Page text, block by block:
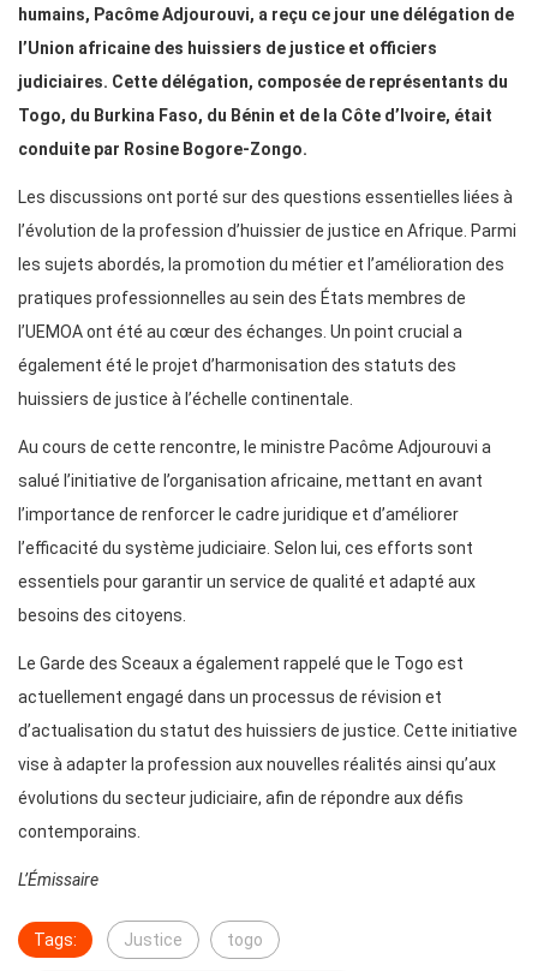
humains, Pacôme Adjourouvi, a reçu ce jour une délégation de
l’Union africaine des huissiers de justice et officiers
judiciaires. Cette délégation, composée de représentants du
Togo, du Burkina Faso, du Bénin et de la Côte d’Ivoire, était
conduite par Rosine Bogore-Zongo.
Les discussions ont porté sur des questions essentielles liées à
l’évolution de la profession d’huissier de justice en Afrique. Parmi
les sujets abordés, la promotion du métier et l’amélioration des
pratiques professionnelles au sein des États membres de
l’UEMOA ont été au cœur des échanges. Un point crucial a
également été le projet d’harmonisation des statuts des
huissiers de justice à l’échelle continentale.
Au cours de cette rencontre, le ministre Pacôme Adjourouvi a
salué l’initiative de l’organisation africaine, mettant en avant
l’importance de renforcer le cadre juridique et d’améliorer
l’efficacité du système judiciaire. Selon lui, ces efforts sont
essentiels pour garantir un service de qualité et adapté aux
besoins des citoyens.
Le Garde des Sceaux a également rappelé que le Togo est
actuellement engagé dans un processus de révision et
d’actualisation du statut des huissiers de justice. Cette initiative
vise à adapter la profession aux nouvelles réalités ainsi qu’aux
évolutions du secteur judiciaire, afin de répondre aux défis
contemporains.
L’Émissaire
Tags: Justice togo